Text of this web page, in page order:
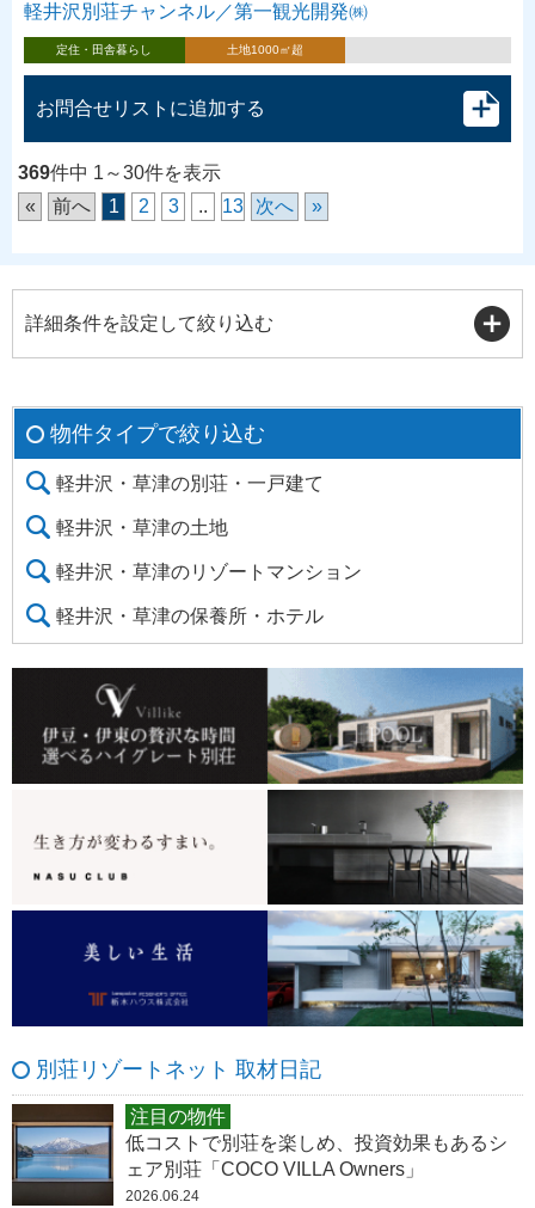
軽井沢別荘チャンネル／第一観光開発㈱
定住・田舎暮らし 土地1000㎡超
お問合せリストに追加する
369件中 1～30件を表示
«
前へ 1 2 3 .. 13 次へ »
詳細条件を設定して絞り込む
物件タイプで絞り込む
軽井沢・草津の別荘・一戸建て
軽井沢・草津の土地
軽井沢・草津のリゾートマンション
軽井沢・草津の保養所・ホテル
別荘リゾートネット 取材日記
注目の物件
低コストで別荘を楽しめ、投資効果もあるシ
ェア別荘「COCO VILLA Owners」
2026.06.24